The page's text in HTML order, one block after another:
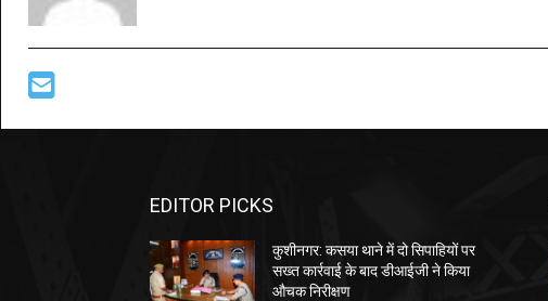
EDITOR PICKS
कुशीनगर: कसया थाने में दो सिपाहियों पर
सख्त कार्रवाई के बाद डीआईजी ने किया
औचक निरीक्षण